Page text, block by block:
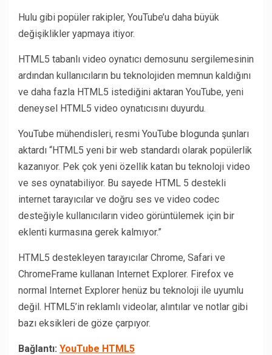
Hulu gibi popüler rakipler, YouTube’u daha büyük
değişiklikler yapmaya itiyor.
HTML5 tabanlı video oynatıcı demosunu sergilemesinin
ardından kullanıcıların bu teknolojiden memnun kaldığını
ve daha fazla HTML5 istediğini aktaran YouTube, yeni
deneysel HTML5 video oynatıcısını duyurdu.
YouTube mühendisleri, resmi YouTube blogunda şunları
aktardı “HTML5 yeni bir web standardı olarak popülerlik
kazanıyor. Pek çok yeni özellik katan bu teknoloji video
ve ses oynatabiliyor. Bu sayede HTML 5 destekli
internet tarayıcılar ve doğru ses ve video codec
desteğiyle kullanıcıların video görüntülemek için bir
eklenti kurmasına gerek kalmıyor.”
HTML5 destekleyen tarayıcılar Chrome, Safari ve
ChromeFrame kullanan Internet Explorer. Firefox ve
normal Internet Explorer henüz bu teknoloji ile uyumlu
değil. HTML5’in reklamlı videolar, alıntılar ve notlar gibi
bazı eksikleri de göze çarpıyor.
Bağlantı: YouTube HTML5